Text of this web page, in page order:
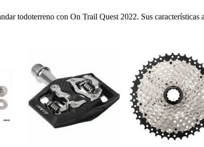
todoterreno con On Trail Quest 2022. Sus